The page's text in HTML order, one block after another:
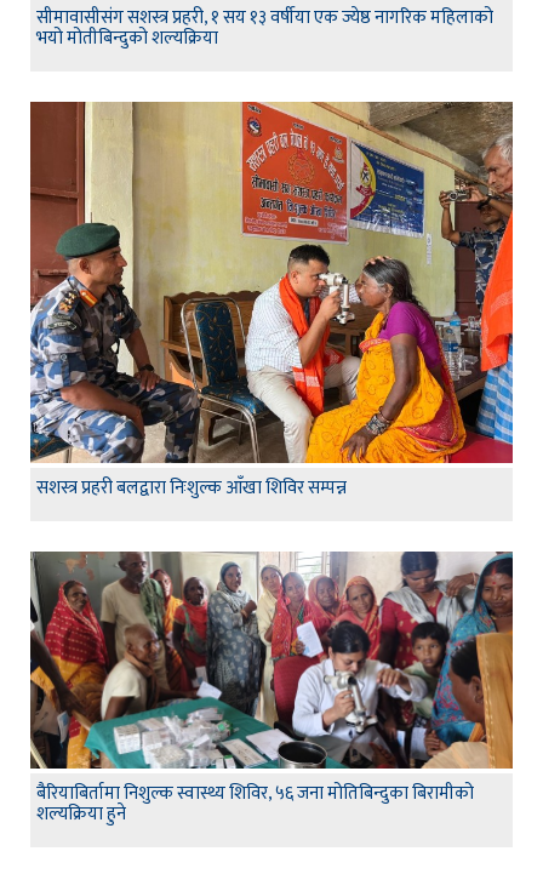
सीमावासीसंग सशस्त्र प्रहरी, १ सय १३ वर्षीया एक ज्येष्ठ नागरिक महिलाको
भयो मोतीबिन्दुको शल्यक्रिया
सशस्त्र प्रहरी बलद्वारा निःशुल्क आँखा शिविर सम्पन्न
बैरियाबिर्तामा निशुल्क स्वास्थ्य शिविर, ५६ जना मोतिबिन्दुका बिरामीको
शल्यक्रिया हुने